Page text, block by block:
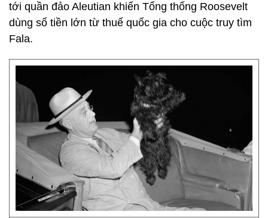
tới quần đảo Aleutian khiến Tổng thống Roosevelt
dùng số tiền lớn từ thuế quốc gia cho cuộc truy tìm
Fala.